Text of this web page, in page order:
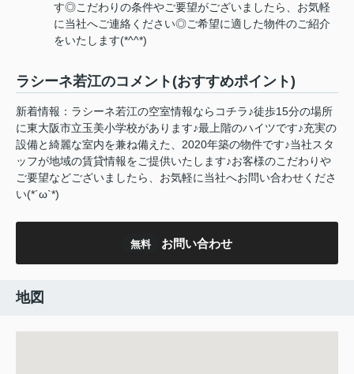
す◎こだわりの条件やご要望がございましたら、お気軽
に当社へご連絡ください◎ご希望に適した物件のご紹介
をいたします(*^^*)
ラシーネ若江のコメント(おすすめポイント)
新着情報：ラシーネ若江の空室情報ならコチラ♪徒歩15分の場所
に東大阪市立玉美小学校があります♪最上階のハイツです♪充実の
設備と綺麗な室内を兼ね備えた、2020年築の物件です♪当社スタ
ッフが地域の賃貸情報をご提供いたします♪お客様のこだわりや
ご要望などございましたら、お気軽に当社へお問い合わせくださ
い(*´ω`*)
無料 お問い合わせ
地図